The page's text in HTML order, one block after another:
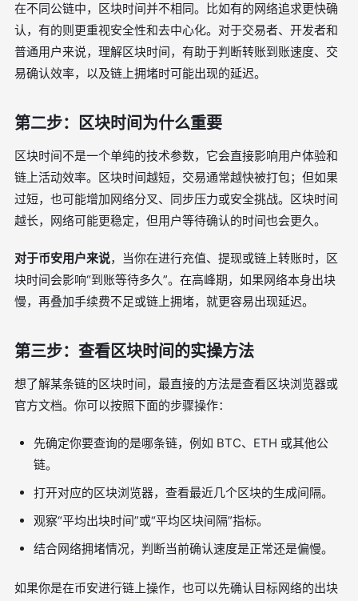
在不同公链中，区块时间并不相同。比如有的网络追求更快确
认，有的则更重视安全性和去中心化。对于交易者、开发者和
普通用户来说，理解区块时间，有助于判断转账到账速度、交
易确认效率，以及链上拥堵时可能出现的延迟。
第二步：区块时间为什么重要
区块时间不是一个单纯的技术参数，它会直接影响用户体验和
链上活动效率。区块时间越短，交易通常越快被打包；但如果
过短，也可能增加网络分叉、同步压力或安全挑战。区块时间
越长，网络可能更稳定，但用户等待确认的时间也会更久。
对于币安用户来说，当你在进行充值、提现或链上转账时，区
块时间会影响“到账等待多久”。在高峰期，如果网络本身出块
慢，再叠加手续费不足或链上拥堵，就更容易出现延迟。
第三步：查看区块时间的实操方法
想了解某条链的区块时间，最直接的方法是查看区块浏览器或
官方文档。你可以按照下面的步骤操作：
先确定你要查询的是哪条链，例如 BTC、ETH 或其他公
链。
打开对应的区块浏览器，查看最近几个区块的生成间隔。
观察“平均出块时间”或“平均区块间隔”指标。
结合网络拥堵情况，判断当前确认速度是正常还是偏慢。
如果你是在币安进行链上操作，也可以先确认目标网络的出块